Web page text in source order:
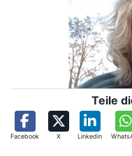
Teile
Facebook X Linkedin